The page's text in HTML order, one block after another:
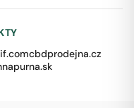
cbdprodejna.cz